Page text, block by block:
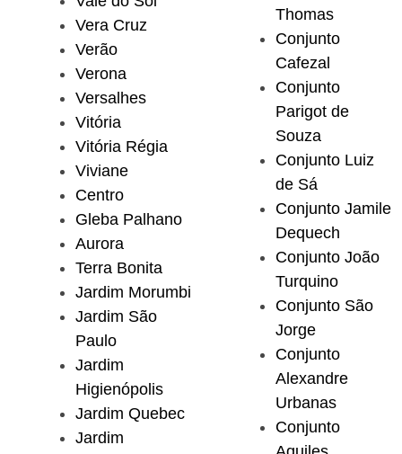
Vera Cruz
Verão
Verona
Versalhes
Vitória
Vitória Régia
Viviane
Centro
Gleba Palhano
Aurora
Terra Bonita
Jardim Morumbi
Jardim São
Paulo
Jardim
Higienópolis
Jardim Quebec
Jardim
Thomas
Conjunto
Cafezal
Conjunto
Parigot de
Souza
Conjunto Luiz
de Sá
Conjunto Jamile
Dequech
Conjunto João
Turquino
Conjunto São
Jorge
Conjunto
Alexandre
Urbanas
Conjunto